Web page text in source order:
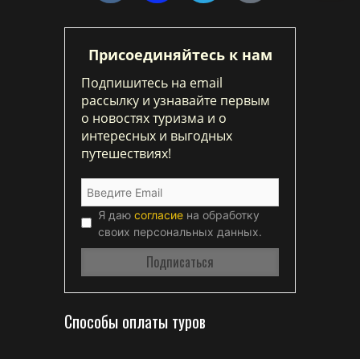
Присоединяйтесь к нам
Подпишитесь на email
рассылку и узнавайте первым
о новостях туризма и о
интересных и выгодных
путешествиях!
Я даю согласие на обработку
своих персональных данных.
Способы оплаты туров